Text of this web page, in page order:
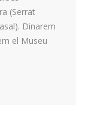
(Serrat
Dinarem
el Museu